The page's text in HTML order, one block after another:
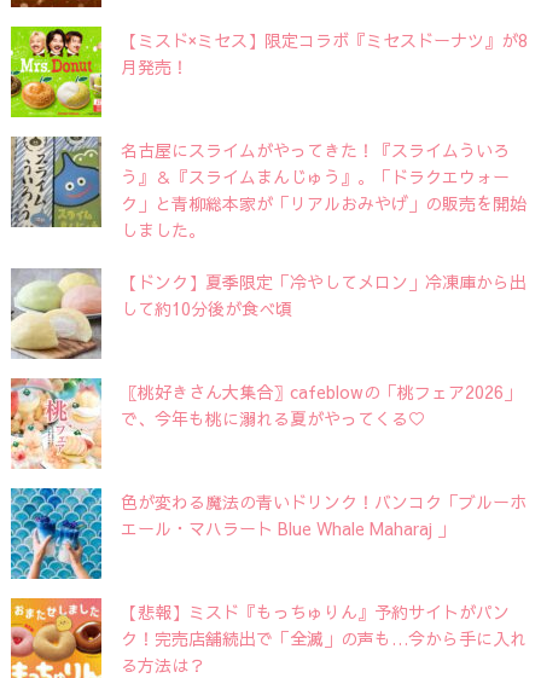
【ミスド×ミセス】限定コラボ『ミセスドーナツ』が8
月発売！
名古屋にスライムがやってきた！『スライムういろ
う』＆『スライムまんじゅう』。「ドラクエウォー
ク」と青柳総本家が「リアルおみやげ」の販売を開始
しました。
【ドンク】夏季限定「冷やしてメロン」冷凍庫から出
して約10分後が食べ頃
〖桃好きさん大集合〗cafeblowの「桃フェア2026」
で、今年も桃に溺れる夏がやってくる♡
色が変わる魔法の青いドリンク！バンコク「ブルーホ
エール・マハラート Blue Whale Maharaj 」
【悲報】ミスド『もっちゅりん』予約サイトがパン
ク！完売店舗続出で「全滅」の声も…今から手に入れ
る方法は？